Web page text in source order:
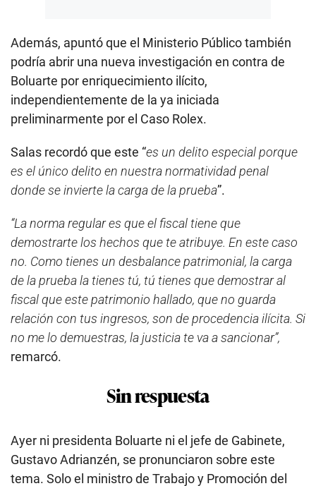
Además, apuntó que el Ministerio Público también
podría abrir una nueva investigación en contra de
Boluarte por enriquecimiento ilícito,
independientemente de la ya iniciada
preliminarmente por el Caso Rolex.
Salas recordó que este “es un delito especial porque
es el único delito en nuestra normatividad penal
donde se invierte la carga de la prueba”.
“La norma regular es que el fiscal tiene que
demostrarte los hechos que te atribuye. En este caso
no. Como tienes un desbalance patrimonial, la carga
de la prueba la tienes tú, tú tienes que demostrar al
fiscal que este patrimonio hallado, que no guarda
relación con tus ingresos, son de procedencia ilícita. Si
no me lo demuestras, la justicia te va a sancionar”,
remarcó.
Sin respuesta
Ayer ni presidenta Boluarte ni el jefe de Gabinete,
Gustavo Adrianzén, se pronunciaron sobre este
tema. Solo el ministro de Trabajo y Promoción del